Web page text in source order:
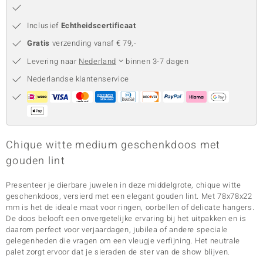
Inclusief Echtheidscertificaat
Gratis verzending vanaf € 79,-
Levering naar Nederland
binnen 3-7 dagen
Nederlandse klantenservice
Chique witte medium geschenkdoos met
gouden lint
Presenteer je dierbare juwelen in deze middelgrote, chique witte
geschenkdoos, versierd met een elegant gouden lint. Met 78x78x22
mm is het de ideale maat voor ringen, oorbellen of delicate hangers.
De doos belooft een onvergetelijke ervaring bij het uitpakken en is
daarom perfect voor verjaardagen, jubilea of andere speciale
gelegenheden die vragen om een vleugje verfijning. Het neutrale
palet zorgt ervoor dat je sieraden de ster van de show blijven.